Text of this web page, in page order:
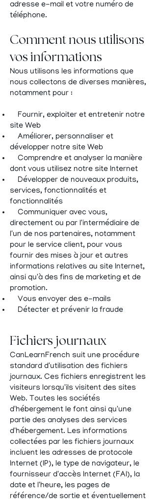
adresse e-mail et votre numéro de
téléphone.
Comment nous utilisons
vos informations
Nous utilisons les informations que
nous collectons de diverses manières,
notamment pour :
Fournir, exploiter et entretenir notre
site Web
Améliorer, personnaliser et
développer notre site Web
Comprendre et analyser la manière
dont vous utilisez notre site Internet
Développer de nouveaux produits,
services, fonctionnalités et
fonctionnalités
Communiquer avec vous,
directement ou par l'intermédiaire de
l'un de nos partenaires, notamment
pour le service client, pour vous
fournir des mises à jour et autres
informations relatives au site Internet,
ainsi qu'à des fins de marketing et de
promotion.
Vous envoyer des e-mails
Détecter et prévenir la fraude
Fichiers journaux
CanLearnFrench suit une procédure
standard d'utilisation des fichiers
journaux. Ces fichiers enregistrent les
visiteurs lorsqu'ils visitent des sites
Web. Toutes les sociétés
d'hébergement le font ainsi qu'une
partie des analyses des services
d'hébergement. Les informations
collectées par les fichiers journaux
incluent les adresses de protocole
Internet (IP), le type de navigateur, le
fournisseur d'accès Internet (FAI), la
date et l'heure, les pages de
référence/de sortie et éventuellement